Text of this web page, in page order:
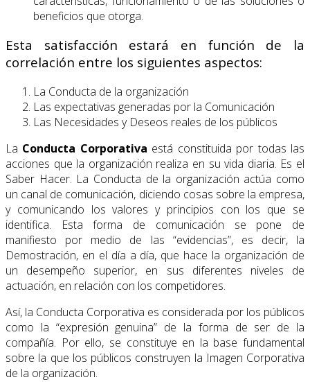
beneficios que otorga.
Esta satisfacción estará en función de la
correlación entre los siguientes aspectos:
La Conducta de la organización
Las expectativas generadas por la Comunicación
Las Necesidades y Deseos reales de los públicos
La Conducta Corporativa está constituida por todas las
acciones que la organización realiza en su vida diaria. Es el
Saber Hacer. La Conducta de la organización actúa como
un canal de comunicación, diciendo cosas sobre la empresa,
y comunicando los valores y principios con los que se
identifica. Esta forma de comunicación se pone de
manifiesto por medio de las “evidencias”, es decir, la
Demostración, en el día a día, que hace la organización de
un desempeño superior, en sus diferentes niveles de
actuación, en relación con los competidores.
Así, la Conducta Corporativa es considerada por los públicos
como la “expresión genuina” de la forma de ser de la
compañía. Por ello, se constituye en la base fundamental
sobre la que los públicos construyen la Imagen Corporativa
de la organización.